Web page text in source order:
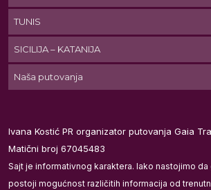
TUNIS
SICILIJA – KATANIJA
Naša putovanja
Ivana Kostić PR organizator putovanja Gaia
Matični broj 67045483
Sajt je informativnog karaktera. Iako nastojimo
postoji mogućnost različitih informacija od